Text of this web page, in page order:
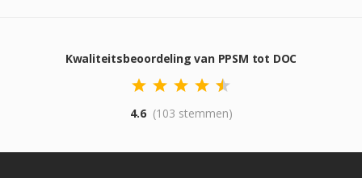
Kwaliteitsbeoordeling van PPSM tot DOC
4.6 (103 stemmen)